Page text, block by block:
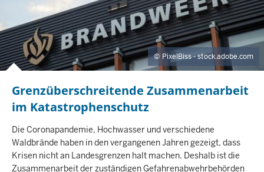
PixelBiss - stock.adobe.com
Grenzüberschreitende Zusammenarbeit
im Katastrophenschutz
I
N
H
A
Die Coronapandemie, Hochwasser und verschiedene
Waldbrände haben in den vergangenen Jahren gezeigt, dass
Krisen nicht an Landesgrenzen halt machen. Deshalb ist die
Zusammenarbeit der zuständigen Gefahrenabwehrbehörden